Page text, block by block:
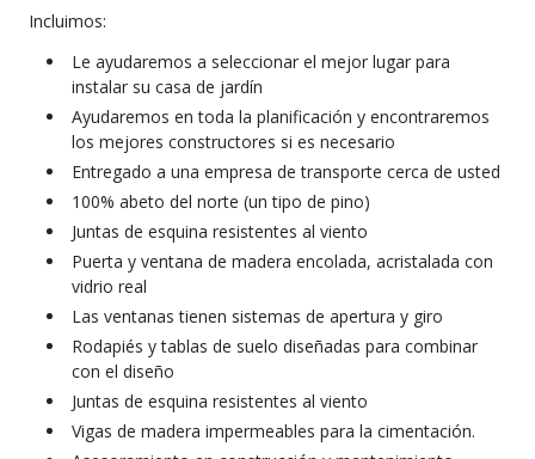
Incluimos:
Le ayudaremos a seleccionar el mejor lugar para
instalar su casa de jardín
Ayudaremos en toda la planificación y encontraremos
los mejores constructores si es necesario
Entregado a una empresa de transporte cerca de usted
100% abeto del norte (un tipo de pino)
Juntas de esquina resistentes al viento
Puerta y ventana de madera encolada, acristalada con
vidrio real
Las ventanas tienen sistemas de apertura y giro
Rodapiés y tablas de suelo diseñadas para combinar
con el diseño
Juntas de esquina resistentes al viento
Vigas de madera impermeables para la cimentación.